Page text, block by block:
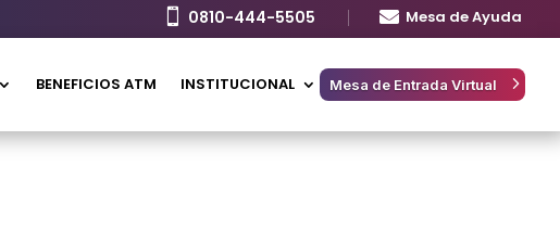
 0810-444-5505  Mesa de Ayuda
BENEFICIOS ATM INSTITUCIONAL Mesa de Entrada Virtual